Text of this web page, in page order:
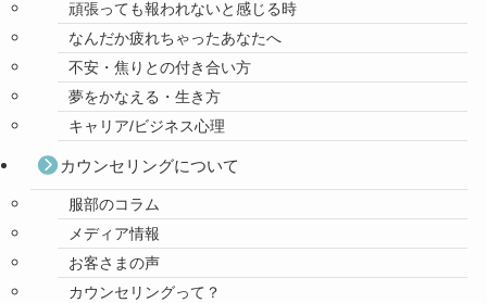
頑張っても報われないと感じる時
なんだか疲れちゃったあなたへ
不安・焦りとの付き合い方
夢をかなえる・生き方
キャリア/ビジネス心理
カウンセリングについて
服部のコラム
メディア情報
お客さまの声
カウンセリングって？